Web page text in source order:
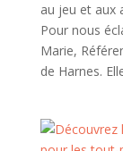
au jeu et aux
Pour nous
Marie,
de Harnes.